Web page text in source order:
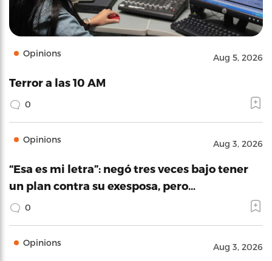
Opinions Aug 5, 2026
Terror a las 10 AM
0
Opinions Aug 3, 2026
“Esa es mi letra”: negó tres veces bajo tener
un plan contra su exesposa, pero…
0
Opinions Aug 3, 2026